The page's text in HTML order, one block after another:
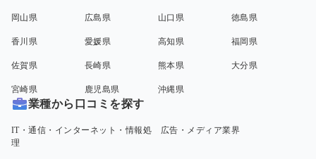
岡山県 広島県 山口県 徳島県
香川県 愛媛県 高知県 福岡県
佐賀県 長崎県 熊本県 大分県
宮崎県 鹿児島県 沖縄県
業種から口コミを探す
IT・通信・インターネット・情報処
理
広告・メディア業界